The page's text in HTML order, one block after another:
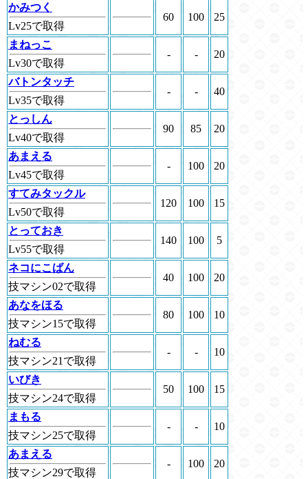
かみつく
Lv25で取得
60 100 25
まねっこ
Lv30で取得
- - 20
バトンタッチ
Lv35で取得
- - 40
とっしん
Lv40で取得
90 85 20
あまえる
Lv45で取得
- 100 20
すてみタックル
Lv50で取得
120 100 15
とっておき
Lv55で取得
140 100 5
ネコにこばん
技マシン02で取得
40 100 20
あなをほる
技マシン15で取得
80 100 10
ねむる
技マシン21で取得
- - 10
いびき
技マシン24で取得
50 100 15
まもる
技マシン25で取得
- - 10
あまえる
技マシン29で取得
- 100 20